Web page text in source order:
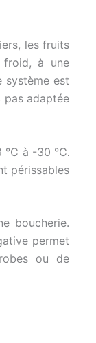
les fruits
froid, à une
système est
pas adaptée
°C à -30 °C.
périssables
boucherie.
permet
ou de